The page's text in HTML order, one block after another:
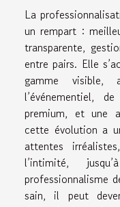
La
un rempart :
transparente,
entre pairs. Elle
gamme visible,
l’événementiel,
premium, et une
cette évolution a
attentes
l’intimité,
professionnalisme
sain, il peut